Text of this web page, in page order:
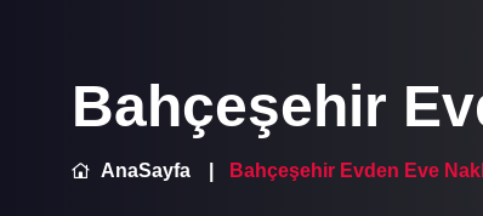
Bahçeşehir
AnaSayfa Bahçeşehir Evden Eve